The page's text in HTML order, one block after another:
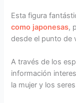
Esta figura
como japonesas,
desde el punto de
A través de los
información
la mujer y los